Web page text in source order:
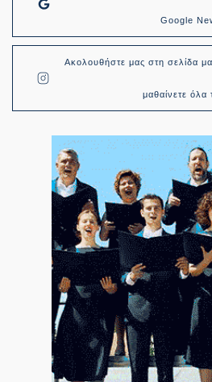
Google
Ακολουθήστε μας στη σελίδα
μαθαίνετε όλα